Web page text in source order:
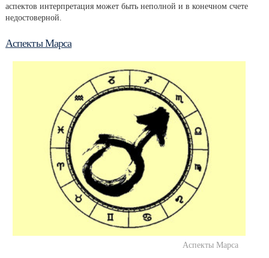
аспектов интерпретация может быть неполной и в конечном счете
недостоверной.
Аспекты Марса
Аспекты Марса